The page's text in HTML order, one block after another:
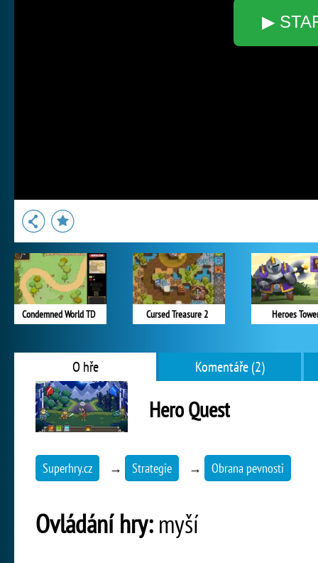
▶
Condemned World TD Cursed Treasure 2 Heroes
O hře Komentáře (2)
Hero Quest
Superhry.cz → Strategie → Obrana pevnosti
Ovládání hry:myší